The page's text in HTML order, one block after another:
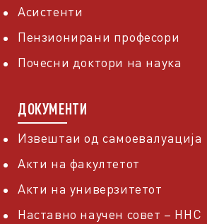
Асистенти
Пензионирани професори
Почесни доктори на наука
ДОКУМЕНТИ
Извештаи од самоевалуација
Акти на факултетот
Акти на универзитетот
Наставно научен совет – ННС